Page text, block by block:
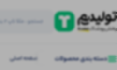
دسته بندی محصولات صفحه اصلی